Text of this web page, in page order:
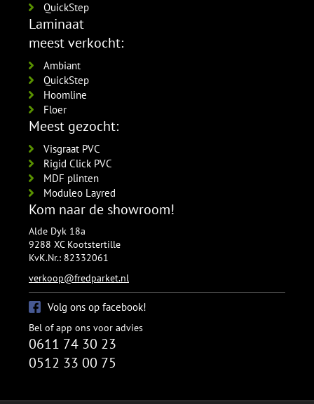
QuickStep
Laminaat
meest verkocht:
Ambiant
QuickStep
Hoomline
Floer
Meest gezocht:
Visgraat PVC
Rigid Click PVC
MDF plinten
Moduleo Layred
Kom naar de showroom!
Alde Dyk 18a
9288 XC Kootstertille
KvK.Nr.: 82332061
verkoop@fredparket.nl
Volg ons op facebook!
Bel of app ons voor advies
0611 74 30 23
0512 33 00 75